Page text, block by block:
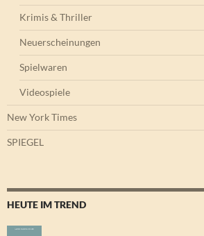
Krimis & Thriller
Neuerscheinungen
Spielwaren
Videospiele
New York Times
SPIEGEL
HEUTE IM TREND